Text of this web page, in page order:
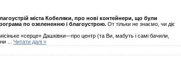
міста Кобеляки, про нові контейнери, що були
по озелененню і благоустрою. От тільки не знаємо, чи діє
«серце» Дашківки—про центр (та Ви, мабуть і самі бачили,
Читати далі »